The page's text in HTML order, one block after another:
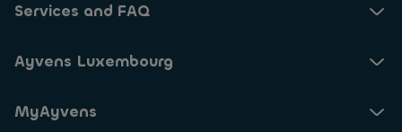
Services and FAQ
Ayvens Luxembourg
MyAyvens